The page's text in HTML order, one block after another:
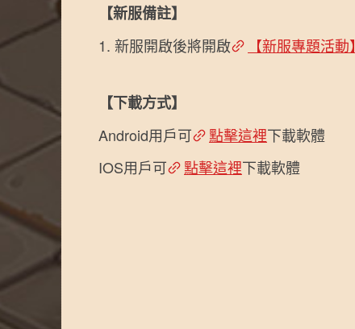
【新服備註】
新服開啟後將開啟
【新服專題活動】
【下載方式】
Android用戶可
點擊這裡下載軟體
IOS用戶可
點擊這裡下載軟體